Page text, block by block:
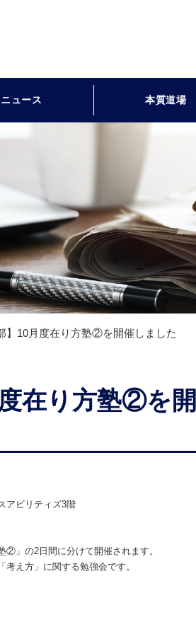
ニュース 本質道場
】10月度在り方塾②を開催しました
度在り方塾②を開
ビリティズ3階
②」の2日間に分けて開催されます。
え方」に関する勉強会です。